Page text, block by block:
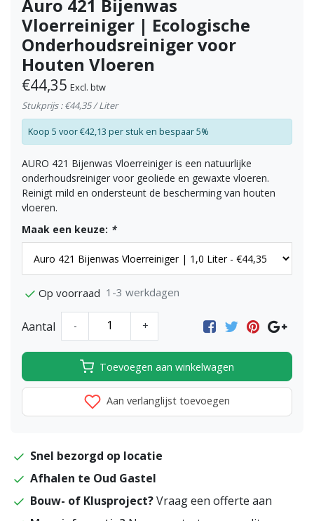
Auro 421 Bijenwas
Vloerreiniger | Ecologische
Onderhoudsreiniger voor
Houten Vloeren
€44,35 Excl. btw
Stukprijs : €44,35 / Liter
Koop 5 voor €42,13 per stuk en bespaar 5%
AURO 421 Bijenwas Vloerreiniger is een natuurlijke
onderhoudsreiniger voor geoliede en gewaxte vloeren.
Reinigt mild en ondersteunt de bescherming van houten
vloeren.
Maak een keuze: *
Op voorraad 1-3 werkdagen
Aantal - +
Toevoegen aan winkelwagen
Aan verlanglijst toevoegen
Snel bezorgd op locatie
Afhalen te Oud Gastel
Bouw- of Klusproject?Vraag een offerte aan